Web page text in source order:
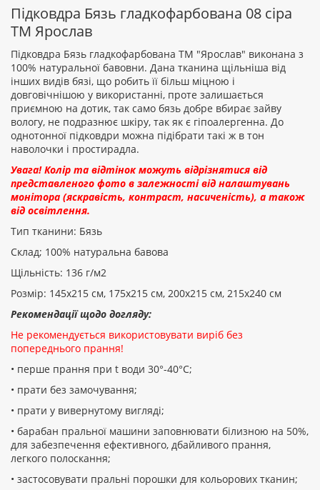
Підковдра Бязь гладкофарбована 08 сіра
ТМ Ярослав
Підковдра Бязь гладкофарбована ТМ "Ярослав" виконана з
100% натуральної бавовни. Дана тканина щільніша від
інших видів бязі, що робить її більш міцною і
довговічнішою у використанні, проте залишається
приємною на дотик, так само бязь добре вбирає зайву
вологу, не подразнює шкіру, так як є гіпоалергенна. До
однотонної підковдри можна підібрати такі ж в тон
наволочки і простирадла.
Увага! Колір та відтінок можуть відрізнятися від
представленого фото в залежності від налаштувань
монітора (яскравість, контраст, насиченість), а також
від освітлення.
Тип тканини: Бязь
Склад; 100% натуральна бавова
Щільність: 136 г/м2
Розмір: 145х215 см, 175х215 см, 200х215 см, 215х240 см
Рекомендації щодо догляду:
Не рекомендується використовувати виріб без
попереднього прання!
• перше прання при t води 30°-40°C;
• прати без замочування;
• прати у вивернутому вигляді;
• барабан пральної машини заповнювати білизною на 50%,
для забезпечення ефективного, дбайливого прання,
легкого полоскання;
• застосовувати пральні порошки для кольорових тканин;
Рейтинг:
ПРОДОВЖИТИ